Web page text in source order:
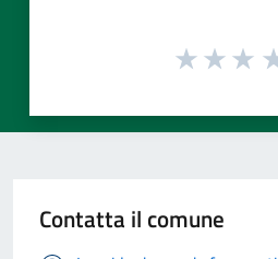
Contatta il comune